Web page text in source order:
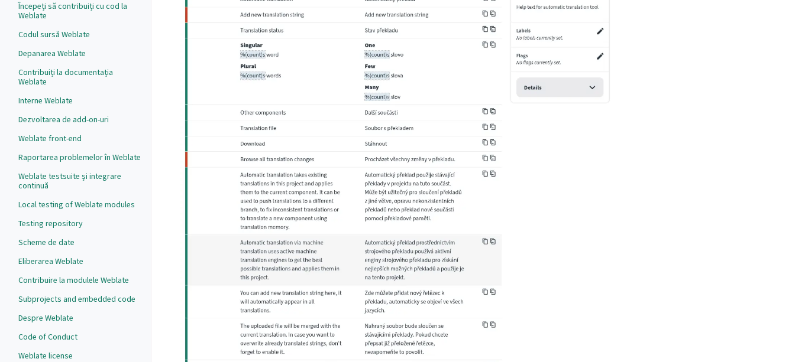
Începeți să contribuiți cu cod la
Weblate
Codul sursă Weblate
Depanarea Weblate
Contribuiți la documentația
Weblate
Interne Weblate
Dezvoltarea de add-on-uri
Weblate front-end
Raportarea problemelor în Weblate
Weblate testsuite și integrare
continuă
Local testing of Weblate modules
Testing repository
Scheme de date
Eliberarea Weblate
Contribuire la modulele Weblate
Subprojects and embedded code
Despre Weblate
Code of Conduct
Weblate license